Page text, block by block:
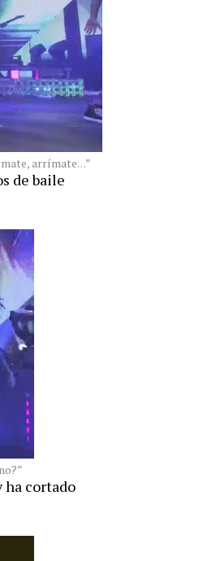
arrímate…”
de baile
ha cortado